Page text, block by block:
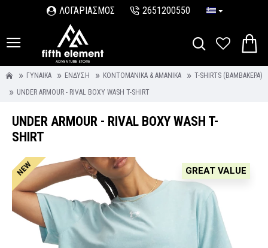
ΛΟΓΑΡΙΑΣΜΟΣ 2651200550
ΓΥΝΑΊΚΑ ΈΝΔΥΣΗ ΚΟΝΤΟΜΆΝΙΚΑ & ΑΜΆΝΙΚΑ
T-SHIRTS (ΒΑΜΒΑΚΕΡΆ)
UNDER ARMOUR - RIVAL BOXY WASH T-SHIRT
UNDER ARMOUR - RIVAL BOXY WASH T-
SHIRT
NEW GREAT VALUE